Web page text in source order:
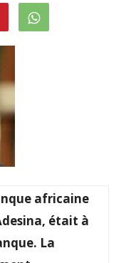
africaine
était à
La